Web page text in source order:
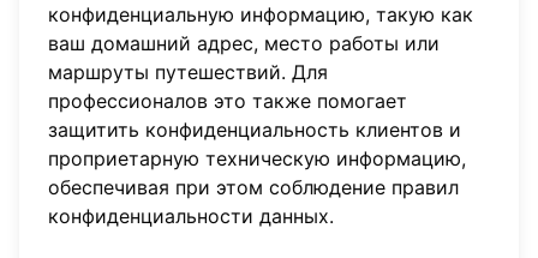
конфиденциальную информацию, такую как
ваш домашний адрес, место работы или
маршруты путешествий. Для
профессионалов это также помогает
защитить конфиденциальность клиентов и
проприетарную техническую информацию,
обеспечивая при этом соблюдение правил
конфиденциальности данных.